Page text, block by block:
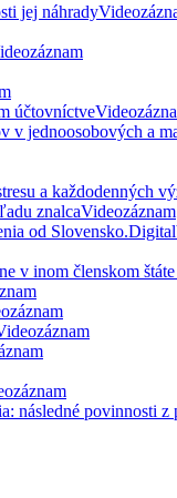
jej náhrady
účtovníctve
v jednoosobových a
a každodenných
znalcaVideozáznam
od Slovensko.Digital
v inom členskom
následné povinnosti